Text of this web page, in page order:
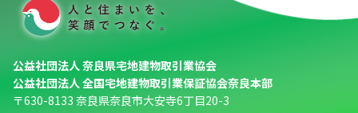
公益社団法人 奈良県宅地建物取引業協会
公益社団法人 全国宅地建物取引業保証協会奈良本部
〒630-8133 奈良県奈良市大安寺6丁目20-3